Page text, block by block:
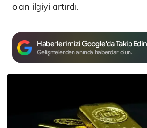
olan ilgiyi artırdı.
Haberlerimizi Google'da Takip Edin
Gelişmelerden anında haberdar olun.